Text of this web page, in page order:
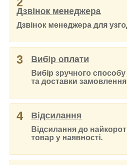
Дзвінок менеджера
Дзвінок менеджера для
3 Вибір оплати
Вибір зручного
та доставки
4 Відсилання
Відсилання до
товар у наявності.